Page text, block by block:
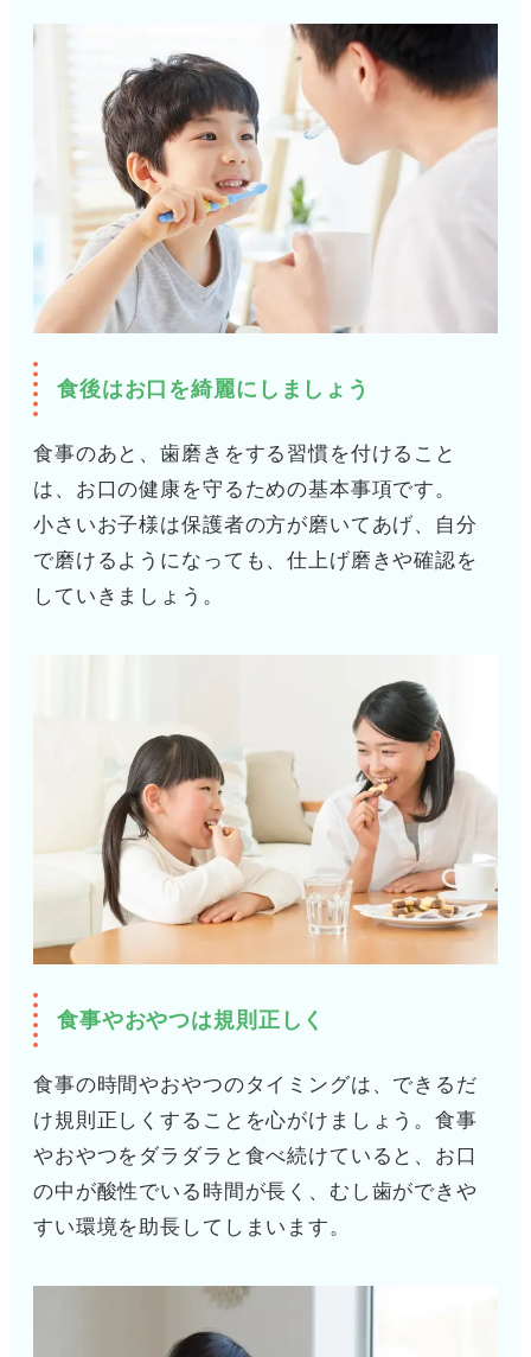
食後はお口を綺麗にしましょう
食事のあと、歯磨きをする習慣を付けること
は、お口の健康を守るための基本事項です。
小さいお子様は保護者の方が磨いてあげ、自分
で磨けるようになっても、仕上げ磨きや確認を
していきましょう。
食事やおやつは規則正しく
食事の時間やおやつのタイミングは、できるだ
け規則正しくすることを心がけましょう。食事
やおやつをダラダラと食べ続けていると、お口
の中が酸性でいる時間が長く、むし歯ができや
すい環境を助長してしまいます。